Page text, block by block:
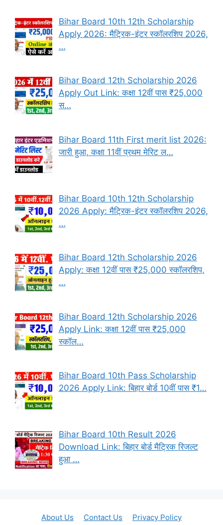
Bihar Board 10th 12th Scholarship
Apply 2026: मैट्रिक-इंटर स्कॉलरशिप 2026,
…
Bihar Board 12th Scholarship 2026
Apply Out Link: कक्षा 12वीं पास ₹25,000
स…
Bihar Board 11th First merit list 2026:
जारी हुआ, कक्षा 11वीं प्रथम मेरिट ल…
Bihar Board 10th 12th Scholarship
2026 Apply: मैट्रिक-इंटर स्कॉलरशिप 2026,
…
Bihar Board 12th Scholarship 2026
Apply: कक्षा 12वीं पास ₹25,000 स्कॉलरशिप,
…
Bihar Board 12th Scholarship 2026
Apply Link: कक्षा 12वीं पास ₹25,000
स्कॉल…
Bihar Board 10th Pass Scholarship
2026 Apply Link: बिहार बोर्ड 10वीं पास ₹1…
Bihar Board 10th Result 2026
Download Link: बिहार बोर्ड मैट्रिक रिजल्ट
हुआ …
About Us Contact Us Privacy Policy